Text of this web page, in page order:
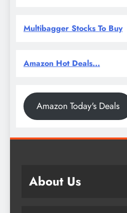
Multibagger Stocks To Buy
Amazon Hot Deals...
Amazon Today's Deals
About Us